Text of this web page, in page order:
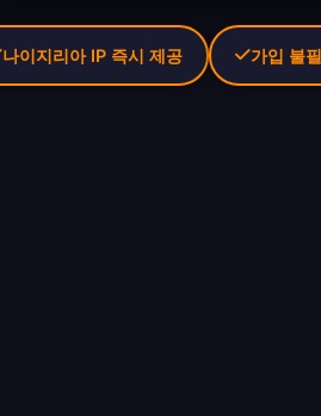
나이지리아 IP 즉시 제공 가입 불